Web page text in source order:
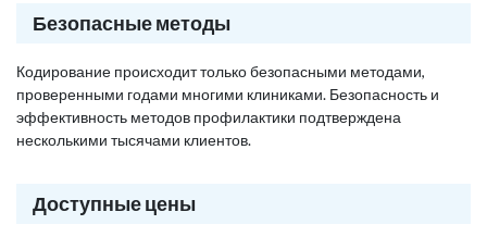
Безопасные методы
Кодирование происходит только безопасными методами,
проверенными годами многими клиниками. Безопасность и
эффективность методов профилактики подтверждена
несколькими тысячами клиентов.
Доступные цены